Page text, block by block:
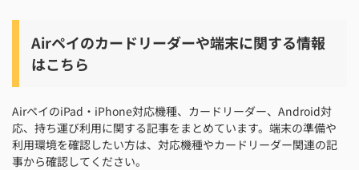
Airペイのカードリーダーや端末に関する情報
はこちら
AirペイのiPad・iPhone対応機種、カードリーダー、Android対
応、持ち運び利用に関する記事をまとめています。端末の準備や
利用環境を確認したい方は、対応機種やカードリーダー関連の記
事から確認してください。